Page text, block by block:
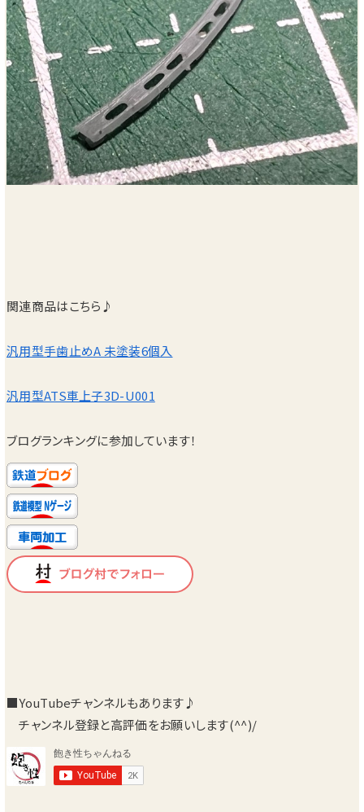
関連商品はこちら♪
汎用型手歯止めA 未塗装6個入
汎用型ATS車上子3D-U001
ブログランキングに参加しています！
■YouTubeチャンネルもあります♪
チャンネル登録と高評価をお願いします(^^)/